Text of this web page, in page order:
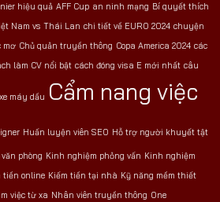
hiệu quả AFF Cup an ninh mạng Bí quyết thích
Nam vs Thái Lan chi tiết về EURO 2024 chuyện
mơ Chủ quản truyền thông Copa America 2024 các
làm CV nổi bật cách đóng visa E mới nhất câu
máy dầu Cẩm nang việc
Huấn luyện viên SEO Hỗ trợ người khuyết tật
phòng Kinh nghiệm phỏng vấn Kinh nghiệm
tiền online Kiếm tiền tại nhà Kỹ năng mềm thiết
việc từ xa Nhân viên truyền thông One